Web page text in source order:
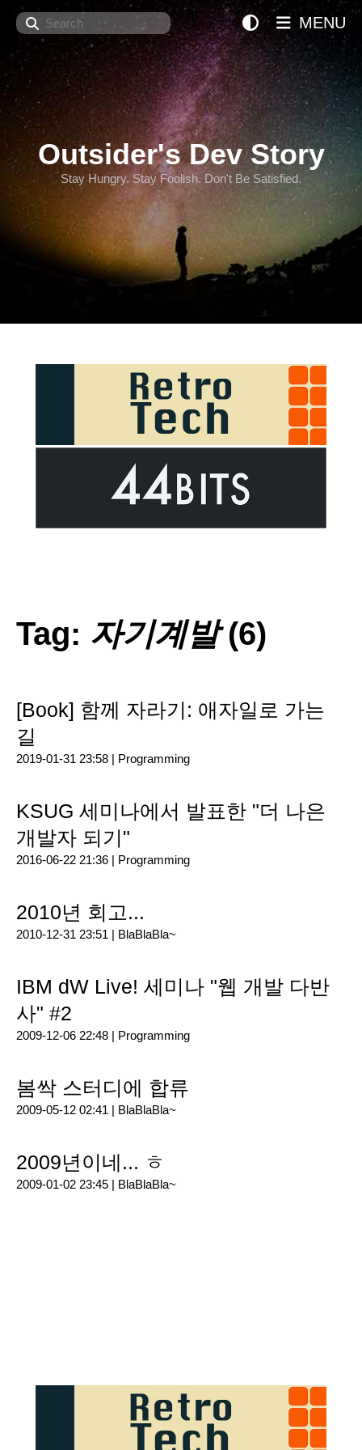
Search
Outsider's Dev Story
Stay Hungry. Stay Foolish. Don't Be Satisfied.
MENU
Tag: 자기계발(6)
[Book] 함께 자라기: 애자일로 가는
길
2019-01-31 23:58 | Programming
KSUG 세미나에서 발표한 "더 나은
개발자 되기"
2016-06-22 21:36 | Programming
2010년 회고...
2010-12-31 23:51 | BlaBlaBla~
IBM dW Live! 세미나 "웹 개발 다반
사" #2
2009-12-06 22:48 | Programming
봄싹 스터디에 합류
2009-05-12 02:41 | BlaBlaBla~
2009년이네... ㅎ
2009-01-02 23:45 | BlaBlaBla~